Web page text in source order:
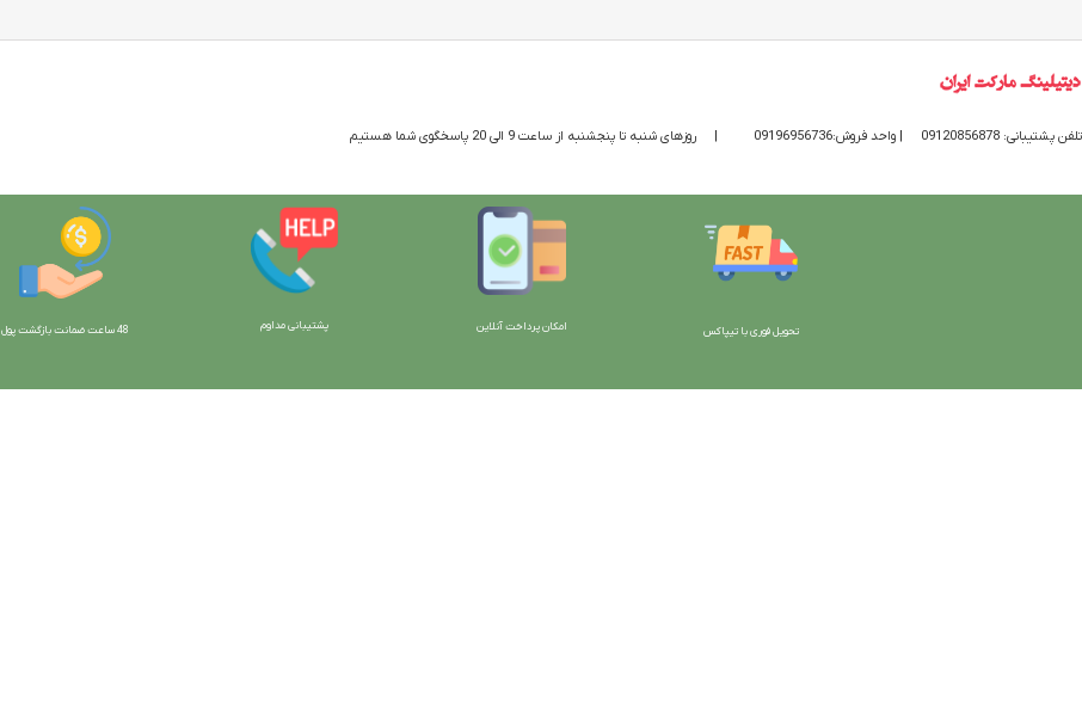
تلفن پشتیبانی: 09120856878 | واحد فروش:09196956736 | روزهای شنبه تا پنجشنبه از ساعت 9 الی 20 پاسخگوی شما هستیم
تحویل فوری با تیپاکس امکان پرداخت آنلاین پشتیبانی مداوم 48 ساعت ضمانت بازگش ت پول